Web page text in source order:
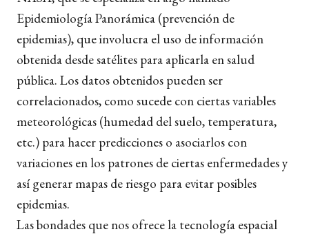
Epidemiología Panorámica (prevención de
epidemias), que involucra el uso de información
obtenida desde satélites para aplicarla en salud
pública. Los datos obtenidos pueden ser
correlacionados, como sucede con ciertas variables
meteorológicas (humedad del suelo, temperatura,
etc.) para hacer predicciones o asociarlos con
variaciones en los patrones de ciertas enfermedades y
así generar mapas de riesgo para evitar posibles
epidemias.
Las bondades que nos ofrece la tecnología espacial